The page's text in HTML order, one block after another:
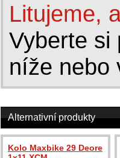
Litujeme,
Vyberte si
níže nebo
Alternativní produkty
Kolo Maxbike 29 Deore